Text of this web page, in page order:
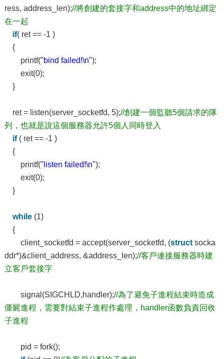
ress, address_len);//將創建的套接字和address中的地址綁定
在一起
if( ret == -1 )
{
printf("bind failed!\n");
exit(0);
}
ret = listen(server_socketfd, 5);//創建一個監聽5個請求的隊
列，也就是說這個服務器允許5個人同時登入
if( ret == -1 )
{
printf("listen failed!\n");
exit(0);
}
while(1)
{
client_socketfd = accept(server_socketfd, (structsocka
ddr*)&client_address, &address_len);//客戶連接服務器時建
立客戶套接字
signal(SIGCHLD,handler);//為了避免子進程結束時造成
僵屍進程，需要對結束子進程作處理，handler函數負責回收
子進程
pid = fork();